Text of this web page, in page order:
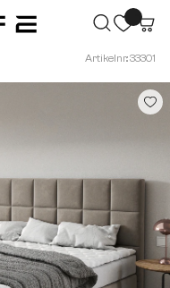
Artikelnr.: 33301